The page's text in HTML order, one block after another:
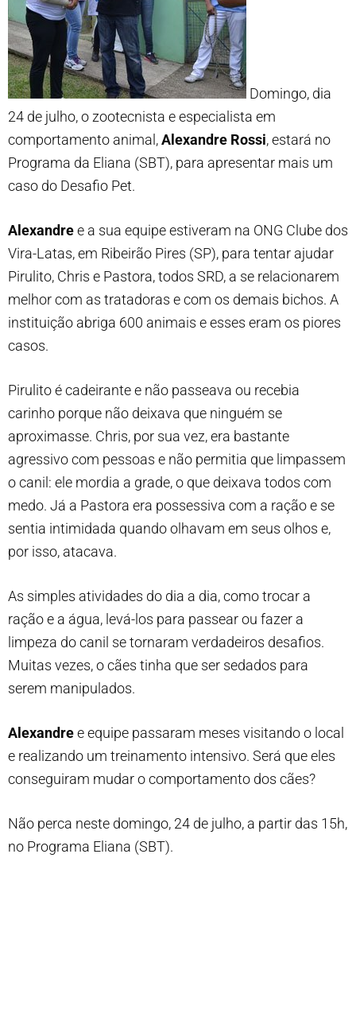
Domingo, dia
24 de julho, o zootecnista e especialista em
comportamento animal,Alexandre Rossi, estará no
Programa da Eliana (SBT), para apresentar mais um
caso do Desafio Pet.
Alexandree a sua equipe estiveram na ONG Clube dos
Vira-Latas, em Ribeirão Pires (SP), para tentar ajudar
Pirulito, Chris e Pastora, todos SRD, a se relacionarem
melhor com as tratadoras e com os demais bichos. A
instituição abriga 600 animais e esses eram os piores
casos.
Pirulito é cadeirante e não passeava ou recebia
carinho porque não deixava que ninguém se
aproximasse. Chris, por sua vez, era bastante
agressivo com pessoas e não permitia que limpassem
o canil: ele mordia a grade, o que deixava todos com
medo. Já a Pastora era possessiva com a ração e se
sentia intimidada quando olhavam em seus olhos e,
por isso, atacava.
As simples atividades do dia a dia, como trocar a
ração e a água, levá-los para passear ou fazer a
limpeza do canil se tornaram verdadeiros desafios.
Muitas vezes, o cães tinha que ser sedados para
serem manipulados.
Alexandree equipe passaram meses visitando o local
e realizando um treinamento intensivo. Será que eles
conseguiram mudar o comportamento dos cães?
Não perca neste domingo, 24 de julho, a partir das 15h,
no Programa Eliana (SBT).